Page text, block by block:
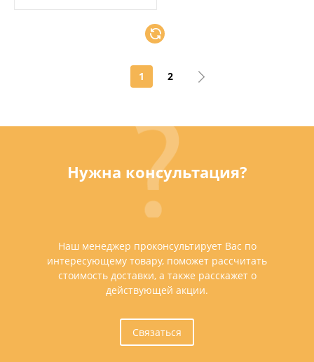
1 2
Нужна консультация?
Наш менеджер проконсультирует Вас по
интересующему товару, поможет рассчитать
стоимость доставки, а также расскажет о
действующей акции.
Связаться